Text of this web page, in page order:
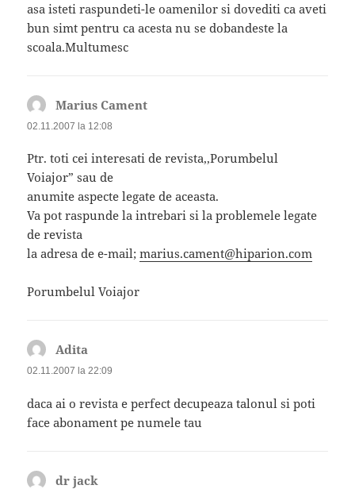
asa isteti raspundeti-le oamenilor si dovediti ca aveti
bun simt pentru ca acesta nu se dobandeste la
scoala.Multumesc
Marius Cament
02.11.2007 la 12:08
Ptr. toti cei interesati de revista,,Porumbelul
Voiajor” sau de
anumite aspecte legate de aceasta.
Va pot raspunde la intrebari si la problemele legate
de revista
la adresa de e-mail;marius.cament@hiparion.com
Porumbelul Voiajor
Adita
02.11.2007 la 22:09
daca ai o revista e perfect decupeaza talonul si poti
face abonament pe numele tau
dr jack